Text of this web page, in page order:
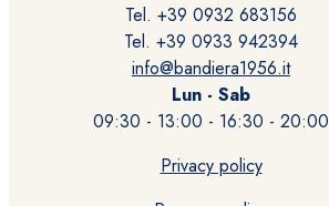
Tel. +39 0932 683156
Tel. +39 0933 942394
info@bandiera1956.it
Lun - Sab
09:30 - 13:00 - 16:30 - 20:00
Privacy policy